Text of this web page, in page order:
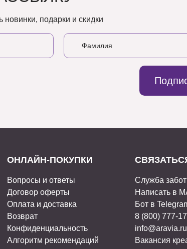
подарки и скидки
ОНЛАЙН-ПОКУПКИ
Вопросы и ответы
Договор оферты
Оплата и доставка
Возврат
Конфиденциальность
Алгоритм рекомендаций
Служба
Написать в
Бот в
8 (800) 777-
info@aravia.ru
Вакансия